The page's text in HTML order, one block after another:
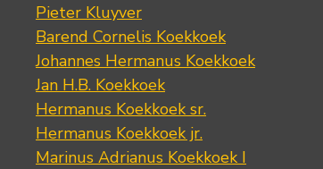
Pieter Kluyver
Barend Cornelis Koekkoek
Johannes Hermanus Koekkoek
Jan H.B. Koekkoek
Hermanus Koekkoek sr.
Hermanus Koekkoek jr.
Marinus Adrianus Koekkoek I